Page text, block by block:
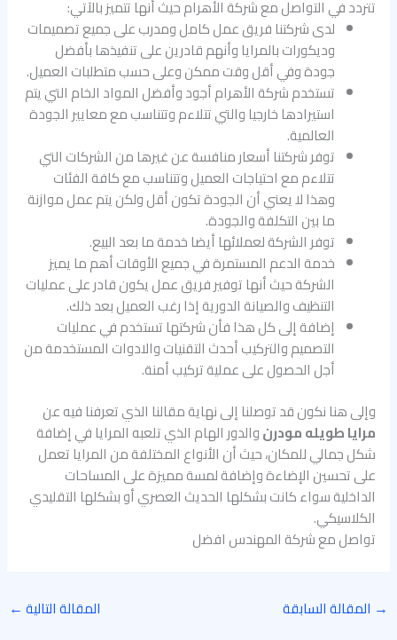
تتردد في التواصل مع شركة الأهرام حيث أنها تتميز بالآتي:
لدى شركتنا فريق عمل كامل ومدرب على جميع تصميمات
وديكورات بالمرايا وأنهم قادرين على تنفيذها بأفضل
جودة وفي أقل وقت ممكن وعلى حسب متطلبات العميل.
تستخدم شركة الأهرام أجود وأفضل المواد الخام التي يتم
استيرادها خارجيا والتي تتلاءم وتتناسب مع معايير الجودة
العالمية.
توفر شركتنا أسعار منافسة عن غيرها من الشركات التي
تتلاءم مع احتياجات العميل وتتناسب مع كافة الفئات
وهذا لا يعني أن الجودة تكون أقل ولكن يتم عمل موازنة
ما بين التكلفة والجودة.
توفر الشركة لعملائها أيضا خدمة ما بعد البيع.
خدمة الدعم المستمرة في جميع الأوقات أهم ما يميز
الشركة حيث أنها توفير فريق عمل يكون قادر على عمليات
التنظيف والصيانة الدورية إذا رغب العميل بعد ذلك.
إضافة إلى كل هذا فأن شركتها تستخدم في عمليات
التصميم والتركيب أحدث التقنيات والادوات المستخدمة من
أجل الحصول على عملية تركيب أمنة.
وإلى هنا نكون قد توصلنا إلى نهاية مقالنا الذي تعرفنا فيه عن
مرايا طويله مودرنوالدور الهام الذي تلعبه المرايا في إضافة
شكل جمالي للمكان، حيث أن الأنواع المختلفة من المرايا تعمل
على تحسين الإضاءة وإضافة لمسة مميزة على المساحات
الداخلية سواء كانت بشكلها الحديث العصري أو بشكلها التقليدي
الكلاسيكي.
تواصل مع شركة المهندس افضل
→ المقالة السابقة المقالة التالية ←